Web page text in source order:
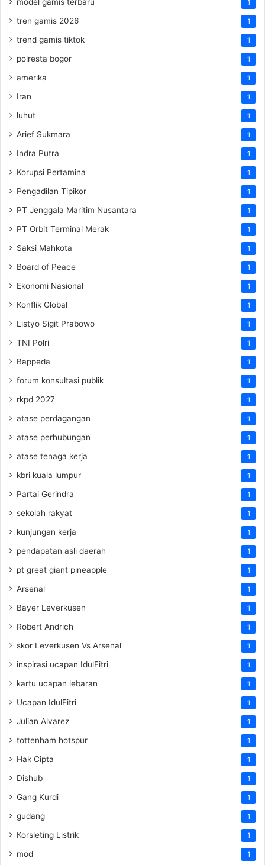
model gamis terbaru 1
tren gamis 2026 1
trend gamis tiktok 1
polresta bogor 1
amerika 1
Iran 1
luhut 1
Arief Sukmara 1
Indra Putra 1
Korupsi Pertamina 1
Pengadilan Tipikor 1
PT Jenggala Maritim Nusantara 1
PT Orbit Terminal Merak 1
Saksi Mahkota 1
Board of Peace 1
Ekonomi Nasional 1
Konflik Global 1
Listyo Sigit Prabowo 1
TNI Polri 1
Bappeda 1
forum konsultasi publik 1
rkpd 2027 1
atase perdagangan 1
atase perhubungan 1
atase tenaga kerja 1
kbri kuala lumpur 1
Partai Gerindra 1
sekolah rakyat 1
kunjungan kerja 1
pendapatan asli daerah 1
pt great giant pineapple 1
Arsenal 1
Bayer Leverkusen 1
Robert Andrich 1
skor Leverkusen Vs Arsenal 1
inspirasi ucapan IdulFitri 1
kartu ucapan lebaran 1
Ucapan IdulFitri 1
Julian Alvarez 1
tottenham hotspur 1
Hak Cipta 1
Dishub 1
Gang Kurdi 1
gudang 1
Korsleting Listrik 1
mod 1